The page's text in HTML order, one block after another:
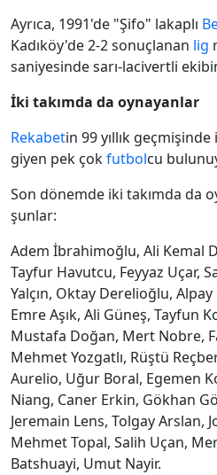
Ayrıca, 1991'de "Şifo" lakaplı
Kadıköy'de 2-2 sonuçlanan lig
saniyesinde sarı-lacivertli
İki takımda da oynayanlar
Rekabetin 99 yıllık
giyen pek çokfutbolcu
Son dönemde iki takımda da
şunlar:
Adem İbrahimoğlu, Ali Kemal
Tayfur Havutcu, Feyyaz Uçar,
Yalçın, Oktay Derelioğlu, Alpay
Emre Aşık, Ali Güneş, Tayfun
Mustafa Doğan, Mert Nobre,
Mehmet Yozgatlı, Rüştü
Aurelio, Uğur Boral, Egemen
Niang, Caner Erkin, Gökhan
Jeremain Lens, Tolgay Arslan,
Mehmet Topal, Salih Uçan,
Batshuayi, Umut Nayir.